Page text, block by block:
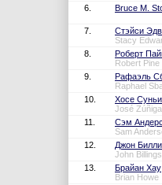
6.
Bruce M.
7.
Стэйси
Stacy
8.
Роберт
Robert Pine
9.
Рафаэль
Raphael
10.
Хосе
José Zúñiga
11.
Сэм
Sam
12.
Джон
John
13.
Брайан Хау
Brian Howe